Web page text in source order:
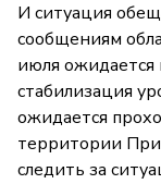
И ситуация
сообщениям
июля
стабилизация
ожидается
территории
следить за